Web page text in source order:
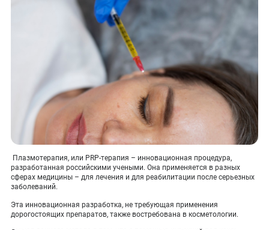
Плазмотерапия, или PRP-терапия – инновационная процедура,
разработанная российскими учеными. Она применяется в разных
сферах медицины – для лечения и для реабилитации после серьезных
заболеваний.
Эта инновационная разработка, не требующая применения
дорогостоящих препаратов, также востребована в косметологии.